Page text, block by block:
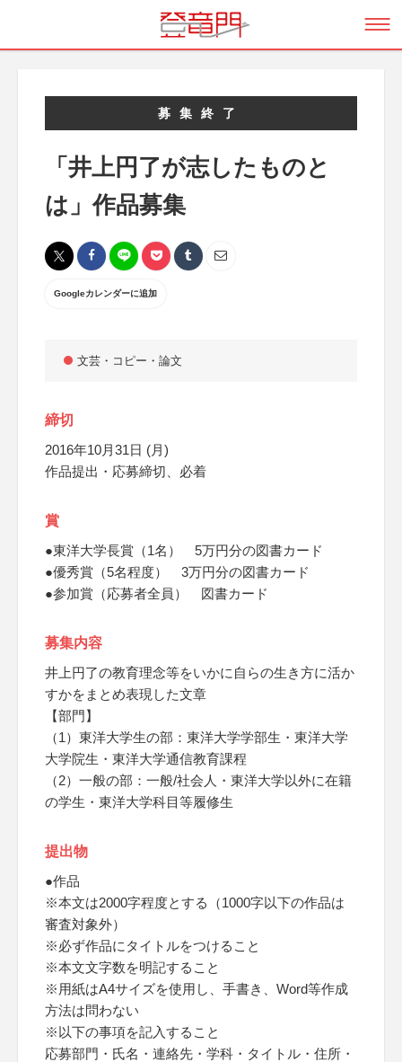
募集終了
「井上円了が志したものと
は」作品募集
Googleカレンダーに追加
文芸・コピー・論文
締切
2016年10月31日 (月)
作品提出・応募締切、必着
賞
●東洋大学長賞（1名） 5万円分の図書カード
●優秀賞（5名程度） 3万円分の図書カード
●参加賞（応募者全員） 図書カード
募集内容
井上円了の教育理念等をいかに自らの生き方に活か
すかをまとめ表現した文章
【部門】
（1）東洋大学生の部：東洋大学学部生・東洋大学
大学院生・東洋大学通信教育課程
（2）一般の部：一般/社会人・東洋大学以外に在籍
の学生・東洋大学科目等履修生
提出物
●作品
※本文は2000字程度とする（1000字以下の作品は
審査対象外）
※必ず作品にタイトルをつけること
※本文文字数を明記すること
※用紙はA4サイズを使用し、手書き、Word等作成
方法は問わない
※以下の事項を記入すること
応募部門・氏名・連絡先・学科・タイトル・住所・